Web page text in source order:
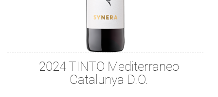
2024 TINTO Mediterraneo
Catalunya D.O.